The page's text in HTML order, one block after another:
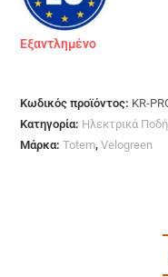
Εξαντλημένο
Κωδικός προϊόντος: KR-
Κατηγορία: Ηλεκτρικά
Μάρκα:Totem,Velogreen